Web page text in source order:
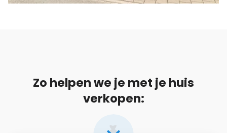
Zo helpen we je met je huis
verkopen: